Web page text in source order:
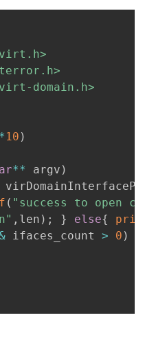
domain.h>
* 10 )
** argv )
( "success to open
, len ) ; } else{
ifaces_count > 0 )